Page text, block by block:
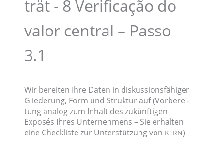
trät - 8 Verifi­ca­ção do
valor central – Passo
3.1
Wir berei­ten Ihre Daten in diskus­si­ons­fä­hi­ger
Gliede­rung, Form und Struk­tur auf (Vorbe­rei­
tung analog zum Inhalt des zukünf­ti­gen
Exposés Ihres Unter­neh­mens – Sie erhal­ten
eine Check­lis­te zur Unter­stüt­zung von KERN).